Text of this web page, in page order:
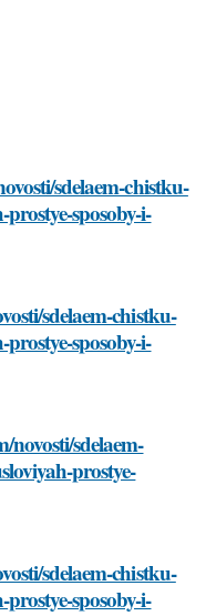
sdelaem-chistku-
sposoby-i-
sdelaem-chistku-
sposoby-i-
sdelaem-
prostye-
sdelaem-chistku-
sposoby-i-